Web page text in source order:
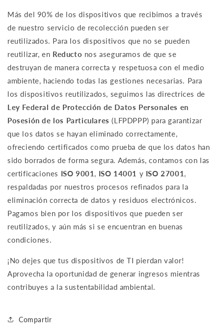
Más del 90% de los dispositivos que recibimos a través
de nuestro servicio de recolección pueden ser
reutilizados. Para los dispositivos que no se pueden
reutilizar, en Reducto nos aseguramos de que se
destruyan de manera correcta y respetuosa con el medio
ambiente, haciendo todas las gestiones necesarias. Para
los dispositivos reutilizados, seguimos las directrices de
Ley Federal de Protección de Datos Personales en
Posesión de los Particulares (LFPDPPP) para garantizar
que los datos se hayan eliminado correctamente,
ofreciendo certificados como prueba de que los datos han
sido borrados de forma segura. Además, contamos con las
certificaciones ISO 9001 , ISO 14001 y ISO 27001 ,
respaldadas por nuestros procesos refinados para la
eliminación correcta de datos y residuos electrónicos.
Pagamos bien por los dispositivos que pueden ser
reutilizados, y aún más si se encuentran en buenas
condiciones.
¡No dejes que tus dispositivos de TI pierdan valor!
Aprovecha la oportunidad de generar ingresos mientras
contribuyes a la sustentabilidad ambiental.
Compartir